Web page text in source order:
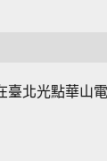
臺北光點華